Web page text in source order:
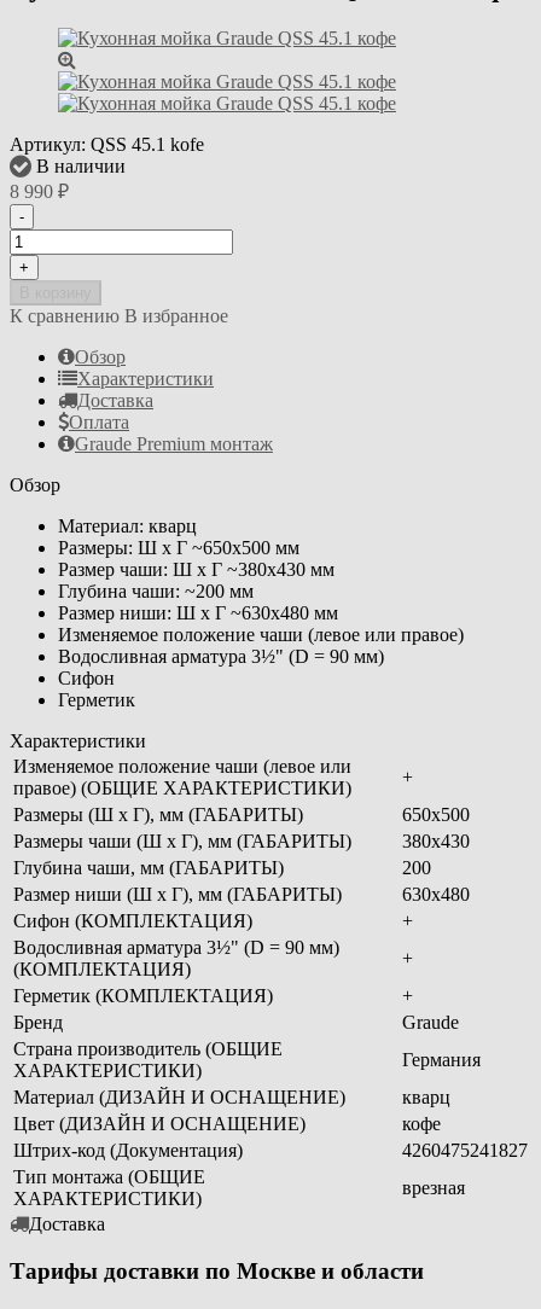
Артикул: QSS 45.1 kofe
В наличии
8 990 ₽
-
+
К сравнению В избранное
Обзор
Характеристики
Доставка
Оплата
Graude Premium монтаж
Обзор
Материал: кварц
Размеры: Ш х Г ~650х500 мм
Размер чаши: Ш х Г ~380х430 мм
Глубина чаши: ~200 мм
Размер ниши: Ш х Г ~630х480 мм
Изменяемое положение чаши (левое или правое)
Водосливная арматура 3½" (D = 90 мм)
Сифон
Герметик
Характеристики
Изменяемое положение чаши (левое или
правое) (ОБЩИЕ ХАРАКТЕРИСТИКИ)
+
Размеры (Ш х Г), мм (ГАБАРИТЫ)
650х500
Размеры чаши (Ш х Г), мм (ГАБАРИТЫ)
380х430
Глубина чаши, мм (ГАБАРИТЫ)
200
Размер ниши (Ш х Г), мм (ГАБАРИТЫ)
630х480
Сифон (КОМПЛЕКТАЦИЯ)
+
Водосливная арматура 3½" (D = 90 мм)
(КОМПЛЕКТАЦИЯ)
+
Герметик (КОМПЛЕКТАЦИЯ)
+
Бренд
Graude
Страна производитель (ОБЩИЕ
ХАРАКТЕРИСТИКИ)
Германия
Материал (ДИЗАЙН И ОСНАЩЕНИЕ)
кварц
Цвет (ДИЗАЙН И ОСНАЩЕНИЕ)
кофе
Штрих-код (Документация)
4260475241827
Тип монтажа (ОБЩИЕ
ХАРАКТЕРИСТИКИ)
врезная
Доставка
Тарифы доставки по Москве и области